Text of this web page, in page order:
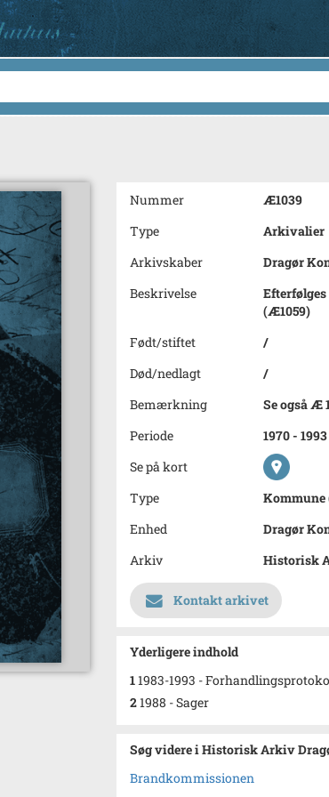
Nummer
Æ1039
Type
Arkivalier
Arkivskaber
Dragør
Beskrivelse
(Æ1059)
Født/stiftet
/
Død/nedlagt
/
Bemærkning
Se også Æ
Periode
1970 - 1993
Se på kort
Type
Kommune
Enhed
Dragør
Arkiv
Historisk
Kontakt arkivet
Yderligere indhold
11983-1993 -
21988 - Sager
Søg videre i Historisk Arkiv
Brandkommissionen